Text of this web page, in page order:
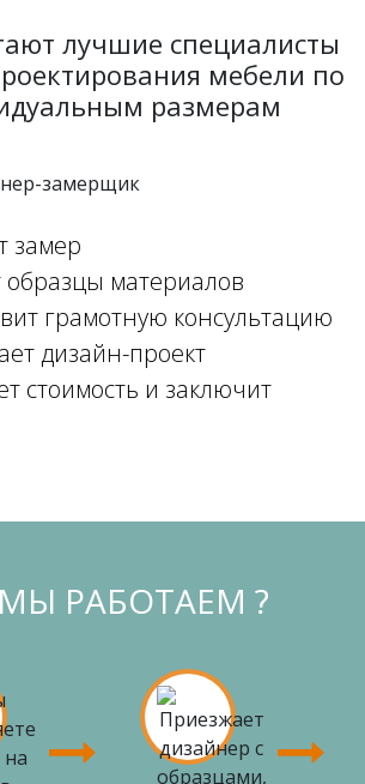
лучшие специалисты
мебели по
размерам
замер
образцы материалов
грамотную консультацию
дизайн-проект
стоимость и заключит
РАБОТАЕМ ?